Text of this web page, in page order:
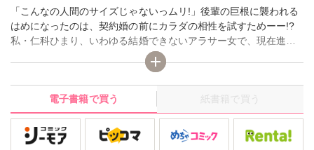
「こんなの人間のサイズじゃないっムリ!」後輩の巨根に襲われる
はめになったのは、契約婚の前にカラダの相性を試すためーー!?
私・仁科ひまり、いわゆる結婚できないアラサー女で、現在進行
形で悩んでいます。社長からのお見合いの話を断るために婚約者
がいる嘘をついてしまって、嘘がばれたらクビかもしれないとビ
クビクしています。そこで年下部下・高槻君から契約婚を提案さ
れて、酔っ払った私はよく考えもせずにＯＫしちゃって…。しか
も部屋に連れ込まれてＨすることに。意外と上手い彼の愛撫テク
ニックで私は感じすぎて「もう挿れて…」とお願いしちゃうけど
あんなの入る訳がない！ 逃げようとする私を捕まえて、高槻君が
電子書籍で買う 紙書籍で買う